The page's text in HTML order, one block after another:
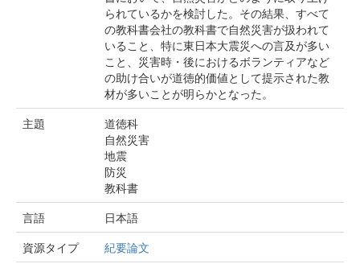
られているかを検討した。その結果、すべて
の教科書会社の教科書で自然災害が扱われて
いること、特に東日本大震災への言及が多い
こと、災害時・後におけるボランティアなど
の助け合いが道徳的価値として提示された教
材が多いことが明らかとなった。
主題
道徳科
自然災害
地震
防災
教科書
言語
日本語
資源タイプ
紀要論文